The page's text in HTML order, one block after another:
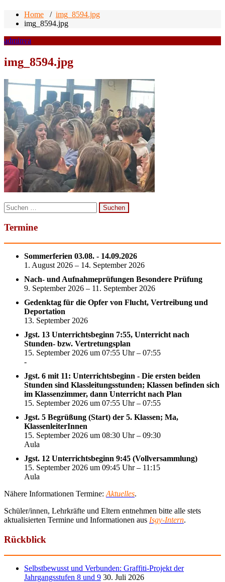
Home / img_8594.jpg
img_8594.jpg
adminva
img_8594.jpg
Suchen
nach:
Termine
Sommerferien 03.08. - 14.09.2026
1. August 2026 – 14. September 2026
Nach- und Aufnahmeprüfungen Besondere Prüfung
9. September 2026 – 11. September 2026
Gedenktag für die Opfer von Flucht, Vertreibung und
Deportation
13. September 2026
Jgst. 13 Unterrichtsbeginn 7:55, Unterricht nach
Stunden- bzw. Vertretungsplan
15. September 2026 um 07:55 Uhr – 07:55
-
Jgst. 6 mit 11: Unterrichtsbeginn - Die ersten beiden
Stunden sind Klassleitungsstunden; Klassen befinden sich
im Klassenzimmer, dann Unterricht nach Plan
15. September 2026 um 07:55 Uhr – 07:55
Jgst. 5 Begrüßung (Start) der 5. Klassen; Ma,
KlassenleiterInnen
15. September 2026 um 08:30 Uhr – 09:30
Aula
Jgst. 12 Unterrichtsbeginn 9:45 (Vollversammlung)
15. September 2026 um 09:45 Uhr – 11:15
Aula
Nähere Informationen Termine: Aktuelles.
Schüler/innen, Lehrkräfte und Eltern entnehmen bitte alle stets
aktualisierten Termine und Informationen aus Isgy-Intern.
Rückblick
Selbstbewusst und Verbunden: Graffiti-Projekt der
Jahrgangsstufen 8 und 9 30. Juli 2026